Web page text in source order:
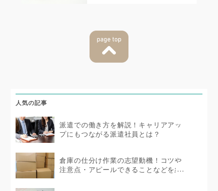
人気の記事
派遣での働き方を解説！キャリアアッ
プにもつながる派遣社員とは？
倉庫の仕分け作業の志望動機！コツや
注意点・アピールできることなどを紹